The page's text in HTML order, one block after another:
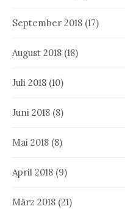
September 2018 (17)
August 2018 (18)
Juli 2018 (10)
Juni 2018 (8)
Mai 2018 (8)
April 2018 (9)
März 2018 (21)